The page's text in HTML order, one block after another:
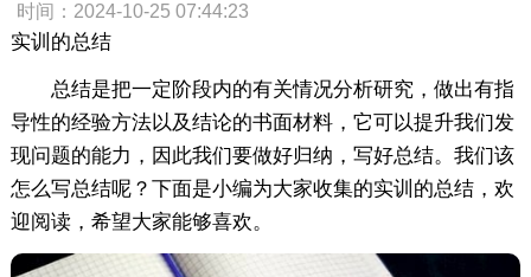
时间：2024-10-25 07:44:23
实训的总结
总结是把一定阶段内的有关情况分析研究，做出有指
导性的经验方法以及结论的书面材料，它可以提升我们发
现问题的能力，因此我们要做好归纳，写好总结。我们该
怎么写总结呢？下面是小编为大家收集的实训的总结，欢
迎阅读，希望大家能够喜欢。